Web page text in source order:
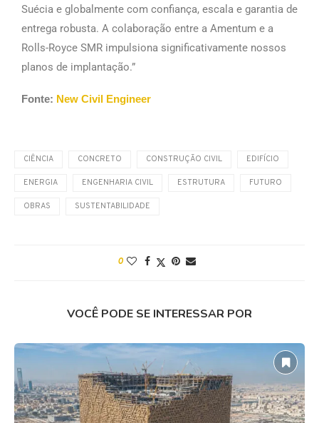
Suécia e globalmente com confiança, escala e garantia de
entrega robusta. A colaboração entre a Amentum e a
Rolls-Royce SMR impulsiona significativamente nossos
planos de implantação.”
Fonte: New Civil Engineer
CIÊNCIA CONCRETO CONSTRUÇÃO CIVIL EDIFÍCIO
ENERGIA ENGENHARIA CIVIL ESTRUTURA FUTURO
OBRAS SUSTENTABILIDADE
0
VOCÊ PODE SE INTERESSAR POR